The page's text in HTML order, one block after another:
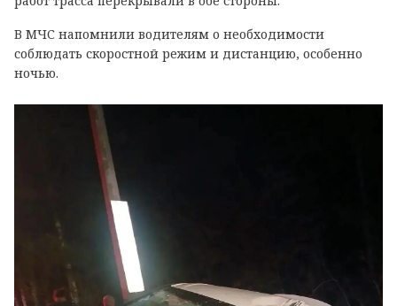
В МЧС напомнили водителям о необходимости
соблюдать скоростной режим и дистанцию, особенно
ночью.